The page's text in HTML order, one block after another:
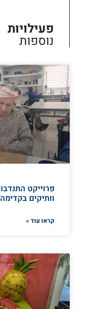
פעילויות
נוספות
פרוייקט
וותיקים בקדימה
קראו עוד »